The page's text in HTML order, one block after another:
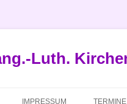
Luth.
IMPRESSUM TERMINE